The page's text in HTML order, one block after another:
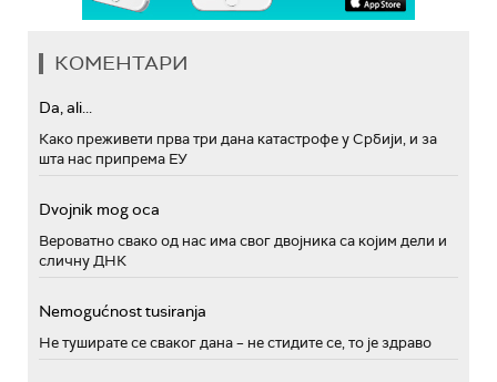
КОМЕНТАРИ
Da, ali...
Како преживети прва три дана катастрофе у Србији, и за
шта нас припрема ЕУ
Dvojnik mog oca
Вероватно свако од нас има свог двојника са којим дели и
сличну ДНК
Nemogućnost tusiranja
Не туширате се сваког дана – не стидите се, то је здраво